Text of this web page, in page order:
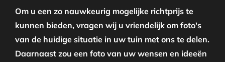
Om u een zo nauwkeurig mogelijke richtprijs te
kunnen bieden, vragen wij u vriendelijk om foto's
van de huidige situatie in uw tuin met ons te delen.
Daarnaast zou een foto van uw wensen en ideeën